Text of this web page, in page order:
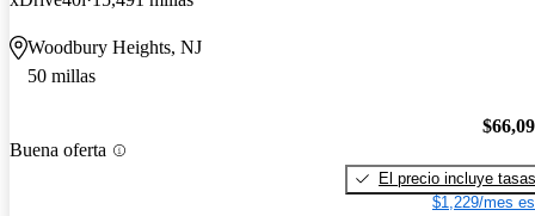
Woodbury Heights, NJ
50 millas
Buena oferta
El precio incluye tasas
$1,229/mes